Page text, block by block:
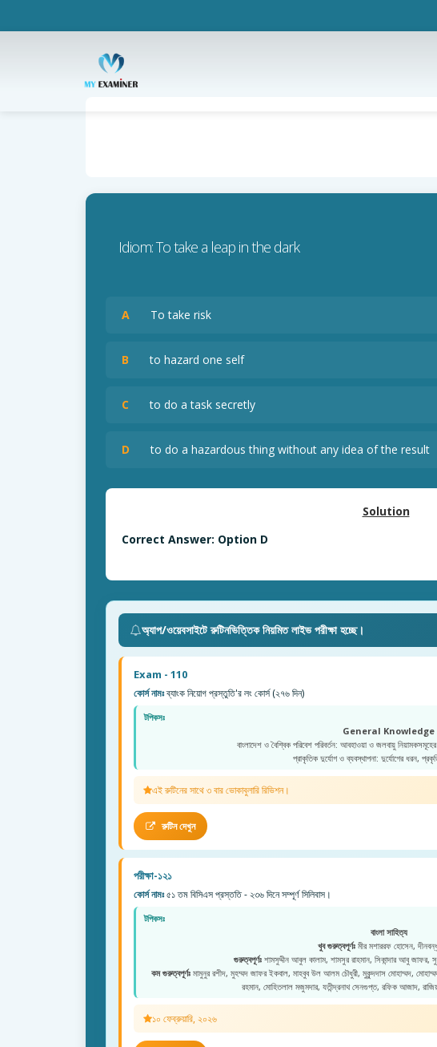
Idiom: To take a leap in the dark
A To take risk
B to hazard one self
C to do a task secretly
D to do a hazardous thing without any idea of the result
Solution
Correct Answer: Option D
অ্যাপ/ওয়েবসাইটে রুটিনভিত্তিক নিয়মিত লাইভ পরীক্ষা হচ্ছে।
Exam - 110
কোর্স নামঃব্যাংক নিয়োগ প্রস্তুতি'র লং কোর্স (২৭৬ দিন)
টপিকসঃ
General Knowledge
বাংলাদেশ ও বৈশ্বিক পরিবেশ পরিবর্তন: আবহাওয়া ও জলবায়ু
প্রাকৃতিক দুর্যোগ ও ব্যবস্থাপনা: দুর্যোগের ধরন,
এই রুটিনের সাথে ৩ বার ভোকাবুলারি রিভিশন।
রুটিন দেখুন
পরীক্ষা-১২১
কোর্স নামঃ৫১ তম বিসিএস প্রস্ততি - ২৩৬ দিনে সম্পূর্ণ সিলিবাস।
টপিকসঃ
বাংলা সাহিত্য
খুব গুরুত্বপূর্ণঃমীর মশাররফ হোসেন,
গুরুত্বপূর্ণঃশামসুদ্দীন আবুল কালাম, শামসুর রাহমান, সিকান্দার আবু জাফর,
কম গুরুত্বপূর্ণঃমামুনুর রশীদ, মুহম্মদ জাফর ইকবাল, মাহবুব উল আলম চৌধুরী, মুকুন্দদাস মোহাম্মদ,
রহমান, মোহিতলাল মজুমদার, যতীন্দ্রনাথ সেনগুপ্ত, রফিক আজাদ,
১০ ফেব্রুয়ারি, ২০২৬